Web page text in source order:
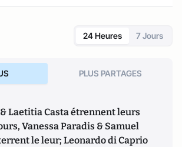
24 Heures 7 Jours
PLUS PARTAGES
Laetitia Casta étrennent leurs
Vanessa Paradis & Samuel
le leur; Leonardo di Caprio